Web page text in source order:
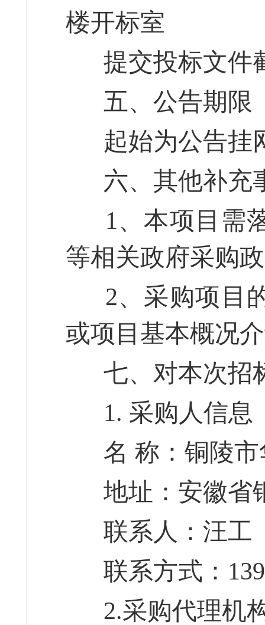
楼开标室
提交投标文件
五、公告期限
起始为公告挂
六、其他补充
1、本项目需
等相关政府采购
2、采购项目
或项目基本概况
七、对本次招
1. 采购人信息
名 称：铜陵市
地址：安徽省
联系人：汪工
联系方式：
2.采购代理机